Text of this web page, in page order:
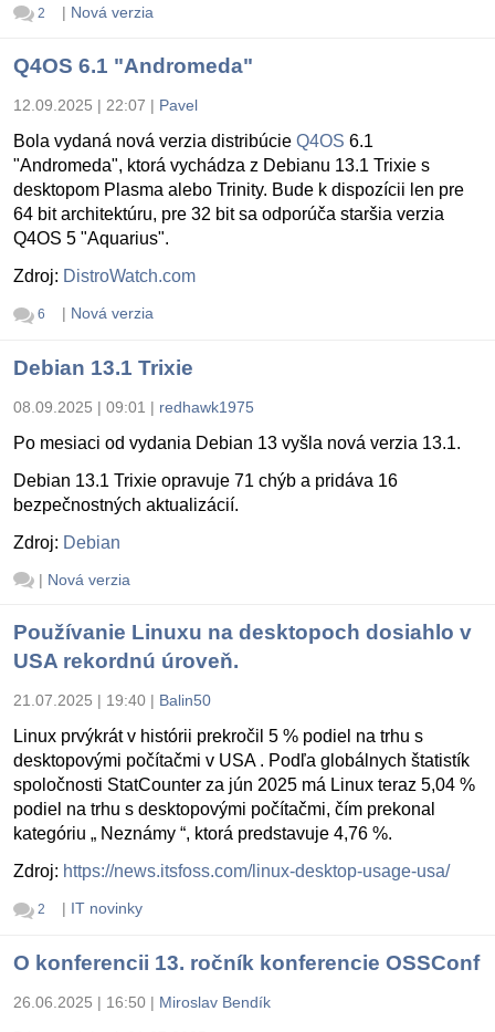
2 | Nová verzia
Q4OS 6.1 "Andromeda"
12.09.2025 | 22:07 | Pavel
Bola vydaná nová verzia distribúcie Q4OS 6.1
"Andromeda", ktorá vychádza z Debianu 13.1 Trixie s
desktopom Plasma alebo Trinity. Bude k dispozícii len pre
64 bit architektúru, pre 32 bit sa odporúča staršia verzia
Q4OS 5 "Aquarius".
Zdroj: DistroWatch.com
6 | Nová verzia
Debian 13.1 Trixie
08.09.2025 | 09:01 | redhawk1975
Po mesiaci od vydania Debian 13 vyšla nová verzia 13.1.
Debian 13.1 Trixie opravuje 71 chýb a pridáva 16
bezpečnostných aktualizácií.
Zdroj: Debian
| Nová verzia
Používanie Linuxu na desktopoch dosiahlo v
USA rekordnú úroveň.
21.07.2025 | 19:40 | Balin50
Linux prvýkrát v histórii prekročil 5 % podiel na trhu s
desktopovými počítačmi v USA . Podľa globálnych štatistík
spoločnosti StatCounter za jún 2025 má Linux teraz 5,04 %
podiel na trhu s desktopovými počítačmi, čím prekonal
kategóriu „ Neznámy “, ktorá predstavuje 4,76 %.
Zdroj: https://news.itsfoss.com/linux-desktop-usage-usa/
2 | IT novinky
O konferencii 13. ročník konferencie OSSConf
26.06.2025 | 16:50 | Miroslav Bendík